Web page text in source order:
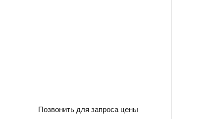
Позвонить для запроса цены